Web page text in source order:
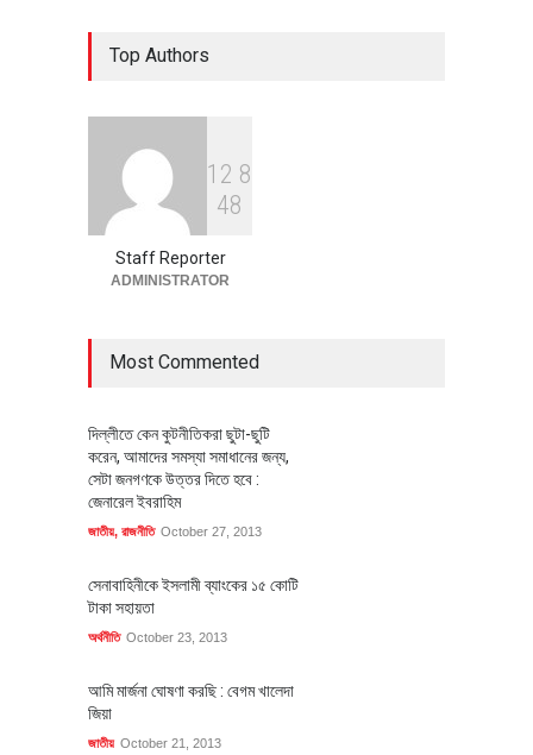
বৈশ্বিক প্রতিযোগিতা সক্ষমতা বাড়াতে
পোশাক শিল্পে নতুন উদ্যোগ
Top Authors
1 2 8
48
Staff Reporter
ADMINISTRATOR
Most Commented
দিল্লীতে কেন কুটনীতিকরা ছুটা-ছুটি
করেন, আমাদের সমস্যা সমাধানের জন্য,
সেটা জনগণকে উত্তর দিতে হবে :
জেনারেল ইবরাহিম
জাতীয়, রাজনীতি October 27, 2013
সেনাবাহিনীকে ইসলামী ব্যাংকের ১৫ কোটি
টাকা সহায়তা
অর্থনীতি October 23, 2013
আমি মার্জনা ঘোষণা করছি : বেগম খালেদা
জিয়া
জাতীয় October 21, 2013